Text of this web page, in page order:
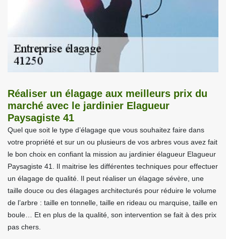
Réaliser un élagage aux meilleurs prix du
marché avec le jardinier Elagueur
Paysagiste 41
Quel que soit le type d’élagage que vous souhaitez faire dans
votre propriété et sur un ou plusieurs de vos arbres vous avez fait
le bon choix en confiant la mission au jardinier élagueur Elagueur
Paysagiste 41. Il maitrise les différentes techniques pour effectuer
un élagage de qualité. Il peut réaliser un élagage sévère, une
taille douce ou des élagages architecturés pour réduire le volume
de l’arbre : taille en tonnelle, taille en rideau ou marquise, taille en
boule… Et en plus de la qualité, son intervention se fait à des prix
pas chers.